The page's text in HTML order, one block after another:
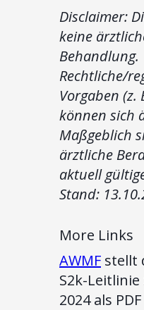
Disclaimer:
keine
Behandlung.
Rechtliche/
Vorgaben (z.
können sich
Maßgeblich
ärztliche
aktuell
Stand:
More Links
AWMF stellt
S2k-
2024 als